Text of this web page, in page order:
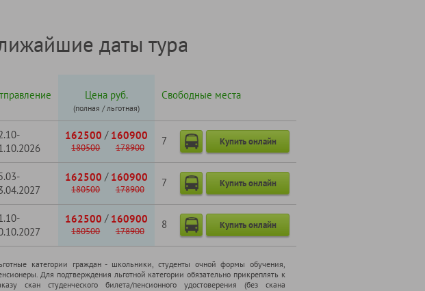
даты тура
Цена руб.
(полная / льготная)
Свободные места
162500 / 160900
180500 178900
7 Купить онлайн
162500 / 160900
180500 178900
7 Купить онлайн
162500 / 160900
180500 178900
8 Купить онлайн
категории граждан - школьники, cтуденты очной формы обучения,
Для подтверждения льготной категории обязательно прикреплять к
скан студенческого билета/пенсионного удостоверения (без скана